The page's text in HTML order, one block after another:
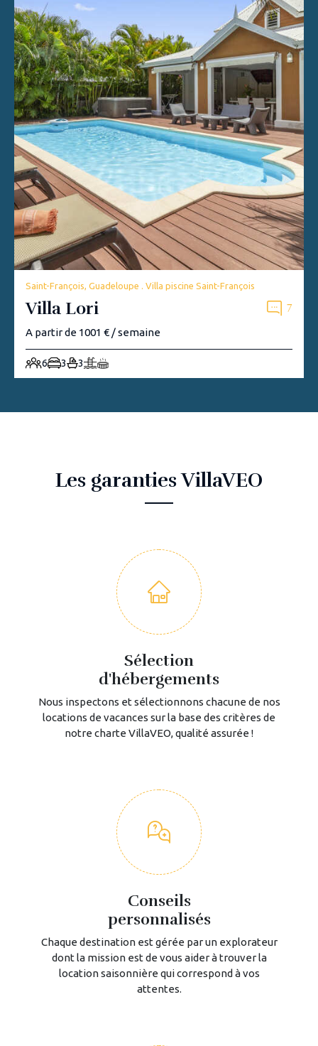
Saint-François, Guadeloupe . Villa piscine Saint-François
Villa Lori 7
A partir de 1001 € / semaine
6 3 3
Les garanties VillaVEO
Sélection
d'hébergements
Nous inspectons et sélectionnons chacune de nos
locations de vacances sur la base des critères de
notre charte VillaVEO, qualité assurée !
Conseils
personnalisés
Chaque destination est gérée par un explorateur
dont la mission est de vous aider à trouver la
location saisonnière qui correspond à vos
attentes.